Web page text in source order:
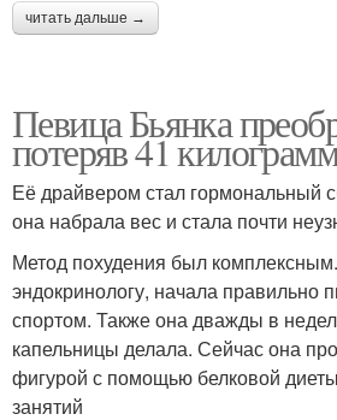
читать дальше →
Певица Бьянка
потеряв 41
Её драйвером стал гормональный
она набрала вес и стала почти
Метод похудения был
эндокринологу, начала правильно
спортом. Также она дважды в
капельницы делала. Сейчас она
фигурой с помощью белковой
занятий